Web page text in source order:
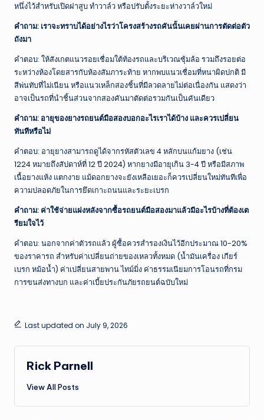
หนึ่งไว้สำหรับเปิดฝาสูบ ทำวาล์ว หรือปรับตั้งระยะห่างวาล์วใหม่
คำถาม: เราจะทราบได้อย่างไรว่าโครงสร้างรถคันนั้นเคยผ่านการตัดต่อตัว
ถังมา
คำตอบ: ให้สังเกตแนวรอยเชื่อมใต้ท้องรถและบริเวณซุ้มล้อ รวมถึงรอยต่อ
ระหว่างห้องโดยสารกับห้องสัมภาระท้าย หากพบแนวเชื่อมที่หนาผิดปกติ มี
สีพ่นทับที่ไม่เนียน หรือแนวเหล็กสองชิ้นที่มีลวดลายไม่ต่อเนื่องกัน แสดงว่า
อาจเป็นรถที่นำชิ้นส่วนจากสองคันมาตัดต่อรวมกันเป็นคันเดียว
คำถาม: อายุของยางรถยนต์มือสองบอกอะไรเราได้บ้าง และควรเปลี่ยน
ทันทีหรือไม่
คำตอบ: อายุยางสามารถดูได้จากรหัสตัวเลข 4 หลักบนแก้มยาง (เช่น
1224 หมายถึงสัปดาห์ที่ 12 ปี 2024) หากยางมีอายุเกิน 3-4 ปี หรือมีสภาพ
เนื้อยางแห้ง แตกงาย แม้ดอกยางจะยังเหลือเยอะก็ควรเปลี่ยนใหม่ทันทีเพื่อ
ความปลอดภัยในการยึดเกาะถนนและระยะเบรก
คำถาม: ค่าใช้จ่ายแฝงหลังจากซื้อรถยนต์มือสองมาแล้วมีอะไรบ้างที่ต้องเต
รียมใจไว้
คำตอบ: นอกจากค่าตัวรถแล้ว ผู้ซื้อควรสำรองเงินไว้อีกประมาณ 10-20%
ของราคารถ สำหรับค่าเปลี่ยนถ่ายของเหลวทั้งหมด (น้ำมันเครื่อง เกียร์
เบรก หม้อน้ำ) ค่าเปลี่ยนสายพาน ไทม์มิ่ง ค่าธรรมเนียมการโอนรถที่กรม
การขนส่งทางบก และค่าเบี้ยประกันภัยรถยนต์ฉบับใหม่
Last updated on July 9, 2026
Rick Parnell
View All Posts